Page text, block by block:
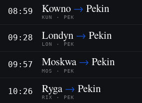
08:59 Kowno → Pekin
KUN · PEK
09:28 Londyn → Pekin
LON · PEK
09:57 Moskwa → Pekin
MOS · PEK
10:26 Ryga → Pekin
RIX · PEK